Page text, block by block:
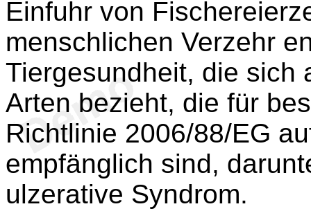
Einfuhr von
menschlichen Verzehr
Tiergesundheit, die sich
Arten bezieht, die für
Richtlinie 2006/88/EG
empfänglich sind,
ulzerative Syndrom.